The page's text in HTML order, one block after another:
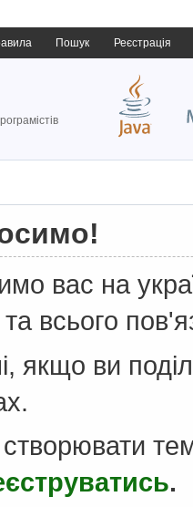
Пошук Реєстрація
вас на
всього
якщо ви
.